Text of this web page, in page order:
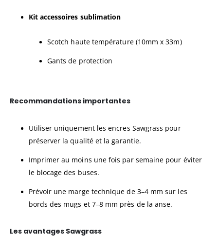
Kit accessoires sublimation
Scotch haute température (10mm x 33m)
Gants de protection
Recommandations importantes
Utiliser uniquement les encres Sawgrass pour
préserver la qualité et la garantie.
Imprimer au moins une fois par semaine pour éviter
le blocage des buses.
Prévoir une marge technique de 3–4 mm sur les
bords des mugs et 7–8 mm près de la anse.
Les avantages Sawgrass